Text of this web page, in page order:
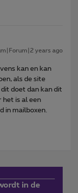
years ago
kan en kan
als de site
doet dan kan dit
het is al een
in mailboxen.
in de